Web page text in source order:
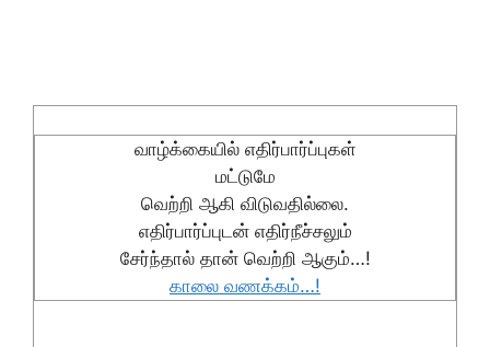
வாழ்க்கையில் எதிர்பார்ப்புகள்
மட்டுமே
வெற்றி ஆகி விடுவதில்லை.
எதிர்பார்ப்புடன் எதிர்நீச்சலும்
சேர்ந்தால் தான் வெற்றி ஆகும்…!
காலை வணக்கம்…!